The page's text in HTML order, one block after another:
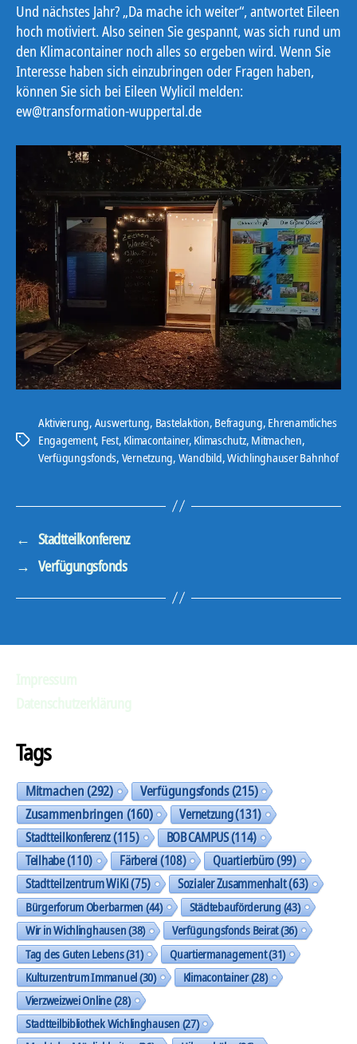
Und nächstes Jahr? „Da mache ich weiter“, antwortet Eileen
hoch motiviert. Also seinen Sie gespannt, was sich rund um
den Klimacontainer noch alles so ergeben wird. Wenn Sie
Interesse haben sich einzubringen oder Fragen haben,
können Sie sich bei Eileen Wylicil melden:
ew@transformation-wuppertal.de
Schlagwörter
Aktivierung, Auswertung, Bastelaktion, Befragung, Ehrenamtliches
Engagement, Fest, Klimacontainer, Klimaschutz, Mitmachen,
Verfügungsfonds, Vernetzung, Wandbild,Wichlinghauser Bahnhof
← Stadtteilkonferenz
→ Verfügungsfonds
Tags
Mitmachen(292) Verfügungsfonds(215)
Zusammenbringen(160) Vernetzung(131)
Stadtteilkonferenz(115) BOB CAMPUS(114)
Teilhabe(110) Färberei(108) Quartierbüro(99)
Stadtteilzentrum WiKi(75) Sozialer Zusammenhalt(63)
Bürgerforum Oberbarmen(44) Städtebauförderung(43)
Wir in Wichlinghausen(38) Verfügungsfonds Beirat(36)
Tag des Guten Lebens(31) Quartiermanagement(31)
Kulturzentrum Immanuel(30) Klimacontainer(28)
Vierzweizwei Online(28)
Stadtteilbibliothek Wichlinghausen(27)